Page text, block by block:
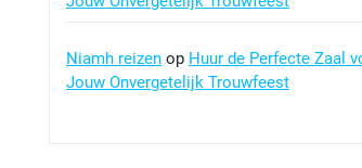
Niamh reizen op Huur de Perfecte Zaal
Jouw Onvergetelijk Trouwfeest